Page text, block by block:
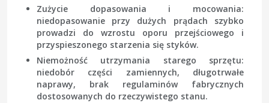
Zużycie dopasowania i mocowania:
niedopasowanie przy dużych prądach szybko
prowadzi do wzrostu oporu przejściowego i
przyspieszonego starzenia się styków.
Niemożność utrzymania starego sprzętu:
niedobór części zamiennych, długotrwałe
naprawy, brak regulaminów fabrycznych
dostosowanych do rzeczywistego stanu.